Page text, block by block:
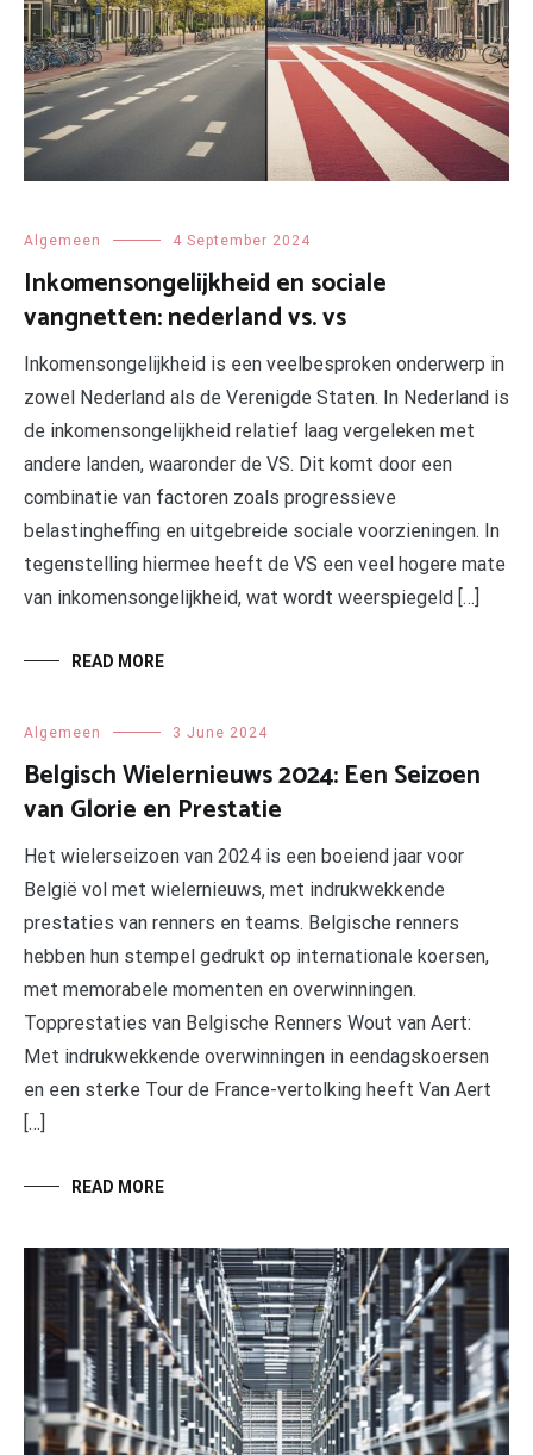
Algemeen 4 September 2024
Inkomensongelijkheid en sociale
vangnetten: nederland vs. vs
Inkomensongelijkheid is een veelbesproken onderwerp in
zowel Nederland als de Verenigde Staten. In Nederland is
de inkomensongelijkheid relatief laag vergeleken met
andere landen, waaronder de VS. Dit komt door een
combinatie van factoren zoals progressieve
belastingheffing en uitgebreide sociale voorzieningen. In
tegenstelling hiermee heeft de VS een veel hogere mate
van inkomensongelijkheid, wat wordt weerspiegeld […]
READ MORE
Algemeen 3 June 2024
Belgisch Wielernieuws 2024: Een Seizoen
van Glorie en Prestatie
Het wielerseizoen van 2024 is een boeiend jaar voor
België vol met wielernieuws, met indrukwekkende
prestaties van renners en teams. Belgische renners
hebben hun stempel gedrukt op internationale koersen,
met memorabele momenten en overwinningen.
Topprestaties van Belgische Renners Wout van Aert:
Met indrukwekkende overwinningen in eendagskoersen
en een sterke Tour de France-vertolking heeft Van Aert
[…]
READ MORE